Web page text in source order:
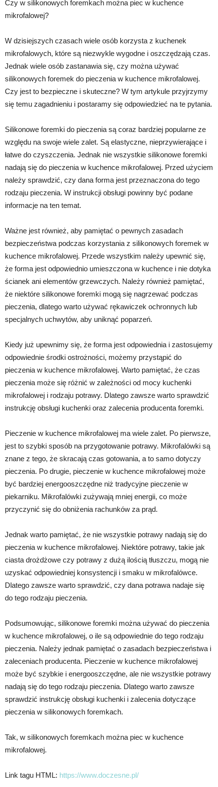
Czy w silikonowych foremkach można piec w kuchence
mikrofalowej?
W dzisiejszych czasach wiele osób korzysta z kuchenek
mikrofalowych, które są niezwykle wygodne i oszczędzają czas.
Jednak wiele osób zastanawia się, czy można używać
silikonowych foremek do pieczenia w kuchence mikrofalowej.
Czy jest to bezpieczne i skuteczne? W tym artykule przyjrzymy
się temu zagadnieniu i postaramy się odpowiedzieć na te pytania.
Silikonowe foremki do pieczenia są coraz bardziej popularne ze
względu na swoje wiele zalet. Są elastyczne, nieprzywierające i
łatwe do czyszczenia. Jednak nie wszystkie silikonowe foremki
nadają się do pieczenia w kuchence mikrofalowej. Przed użyciem
należy sprawdzić, czy dana forma jest przeznaczona do tego
rodzaju pieczenia. W instrukcji obsługi powinny być podane
informacje na ten temat.
Ważne jest również, aby pamiętać o pewnych zasadach
bezpieczeństwa podczas korzystania z silikonowych foremek w
kuchence mikrofalowej. Przede wszystkim należy upewnić się,
że forma jest odpowiednio umieszczona w kuchence i nie dotyka
ścianek ani elementów grzewczych. Należy również pamiętać,
że niektóre silikonowe foremki mogą się nagrzewać podczas
pieczenia, dlatego warto używać rękawiczek ochronnych lub
specjalnych uchwytów, aby uniknąć poparzeń.
Kiedy już upewnimy się, że forma jest odpowiednia i zastosujemy
odpowiednie środki ostrożności, możemy przystąpić do
pieczenia w kuchence mikrofalowej. Warto pamiętać, że czas
pieczenia może się różnić w zależności od mocy kuchenki
mikrofalowej i rodzaju potrawy. Dlatego zawsze warto sprawdzić
instrukcję obsługi kuchenki oraz zalecenia producenta foremki.
Pieczenie w kuchence mikrofalowej ma wiele zalet. Po pierwsze,
jest to szybki sposób na przygotowanie potrawy. Mikrofalówki są
znane z tego, że skracają czas gotowania, a to samo dotyczy
pieczenia. Po drugie, pieczenie w kuchence mikrofalowej może
być bardziej energooszczędne niż tradycyjne pieczenie w
piekarniku. Mikrofalówki zużywają mniej energii, co może
przyczynić się do obniżenia rachunków za prąd.
Jednak warto pamiętać, że nie wszystkie potrawy nadają się do
pieczenia w kuchence mikrofalowej. Niektóre potrawy, takie jak
ciasta drożdżowe czy potrawy z dużą ilością tłuszczu, mogą nie
uzyskać odpowiedniej konsystencji i smaku w mikrofalówce.
Dlatego zawsze warto sprawdzić, czy dana potrawa nadaje się
do tego rodzaju pieczenia.
Podsumowując, silikonowe foremki można używać do pieczenia
w kuchence mikrofalowej, o ile są odpowiednie do tego rodzaju
pieczenia. Należy jednak pamiętać o zasadach bezpieczeństwa i
zaleceniach producenta. Pieczenie w kuchence mikrofalowej
może być szybkie i energooszczędne, ale nie wszystkie potrawy
nadają się do tego rodzaju pieczenia. Dlatego warto zawsze
sprawdzić instrukcję obsługi kuchenki i zalecenia dotyczące
pieczenia w silikonowych foremkach.
Tak, w silikonowych foremkach można piec w kuchence
mikrofalowej.
Link tagu HTML: https://www.doczesne.pl/